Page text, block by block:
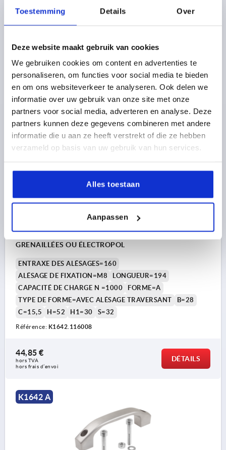
Toestemming Details Over
Deze website maakt gebruik van cookies
We gebruiken cookies om content en advertenties te
personaliseren, om functies voor social media te bieden
en om ons websiteverkeer te analyseren. Ook delen we
informatie over uw gebruik van onze site met onze
partners voor social media, adverteren en analyse. Deze
partners kunnen deze gegevens combineren met andere
informatie die u aan ze heeft verstrekt of die ze hebben
verzameld op basis van uw gebruik van hun services.
Alles toestaan
Aanpassen
ENTRAXE DES ALÉSAGES=140
TYPE DE FORME=AVEC ALÉSAGE TRAVERSANT
28,84 €
hors TVA
hors frais d’envoi
DÉTAILS
K1642 A
POIGNÉE CINTRÉE, FORME:A AVEC ALÉSAGE
TRAVERSANT, A=160, L=194, D=M08, ACIER INOX.
GRENAILLÉES OU ÉLECTROPOL
ENTRAXE DES ALÉSAGES=160
ALÉSAGE DE FIXATION=M8
LONGUEUR=194
CAPACITÉ DE CHARGE N =1000
FORME=A
TYPE DE FORME=AVEC ALÉSAGE TRAVERSANT
B=28
C=15,5
H=52 H1=30 S=32
Référence: K1642.116008
44,85 €
hors TVA
hors frais d’envoi
DÉTAILS
K1642 A